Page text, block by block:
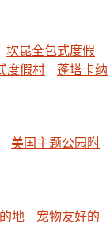
坎昆全包式度假
度假村
蓬塔卡纳
美国主题公园附
地
宠物友好的